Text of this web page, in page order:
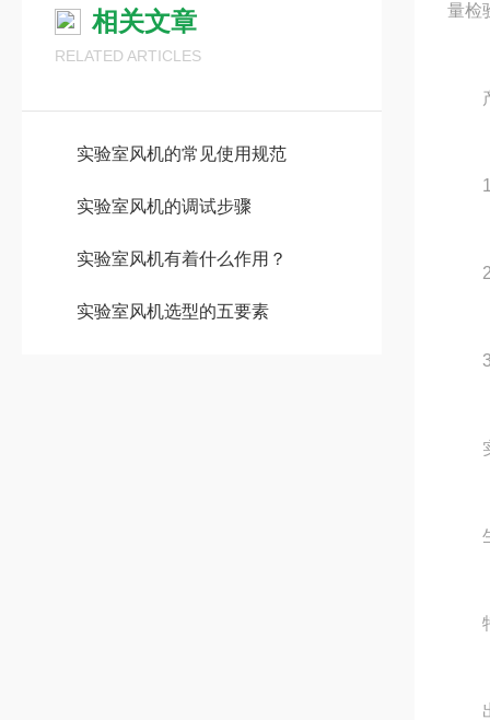
相关文章
RELATED ARTICLES
实验室风机的常见使用规范
实验室风机的调试步骤
实验室风机有着什么作用？
实验室风机选型的五要素
量检
产
1.外
2.
3.叶
实
生
特点
出